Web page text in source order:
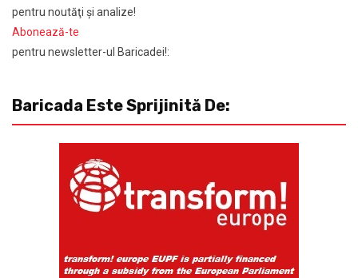
pentru noutăţi şi analize!
Abonează-te
pentru newsletter-ul Baricadei!:
Baricada Este Sprijinită De: